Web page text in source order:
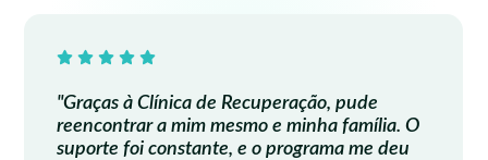
"Graças à Clínica de Recuperação, pude
reencontrar a mim mesmo e minha família. O
suporte foi constante, e o programa me deu